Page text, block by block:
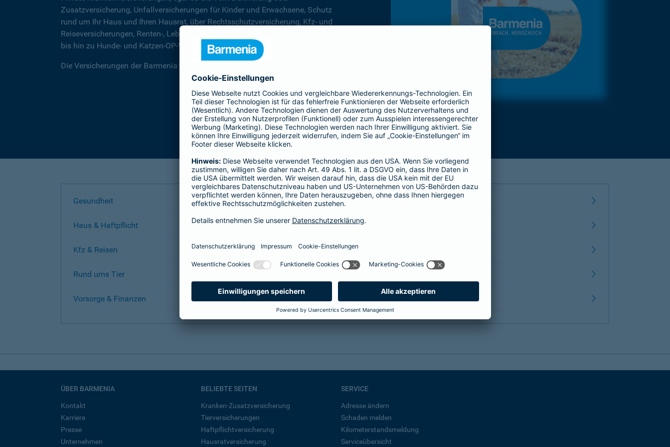
Zusatzversicherung, Unfallversicherungen für Kinder und Erwachsene, Schutz
rund um Ihr Haus und Ihren Hausrat, über Rechtsschutzversicherung, Kfz- und
Reiseversicherungen, Renten-, Lebens- und Berufsunfähigkeitsversicherung
bis hin zu Hunde- und Katzen-OP-Versicherungen.
Die Versicherungen der Barmenia: Wir helfen Ihnen in jeder Lebenslage
Gesundheit
Haus & Haftpflicht
Kfz & Reisen
Rund ums Tier
Vorsorge & Finanzen
ÜBER BARMENIA
Kontakt
Karriere
Presse
Unternehmen
BELIEBTE SEITEN
Kranken-Zusatzversicherung
Tierversicherungen
Haftpflichtversicherung
Hausratversicherung
SERVICE
Adresse ändern
Schaden melden
Kilometerstandsmeldung
Serviceübersicht